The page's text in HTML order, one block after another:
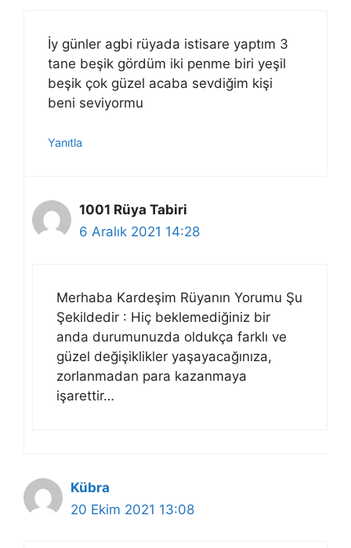
İy günler agbi rüyada istisare yaptım 3
tane beşik gördüm iki penme biri yeşil
beşik çok güzel acaba sevdiğim kişi
beni seviyormu
Yanıtla
1001 Rüya Tabiri
6 Aralık 2021 14:28
Merhaba Kardeşim Rüyanın Yorumu Şu
Şekildedir : Hiç beklemediğiniz bir
anda durumunuzda oldukça farklı ve
güzel değişiklikler yaşayacağınıza,
zorlanmadan para kazanmaya
işarettir…
Kübra
20 Ekim 2021 13:08